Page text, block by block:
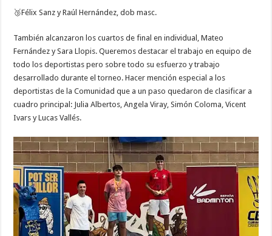
🥉Félix Sanz y Raúl Hernández, dob masc.
También alcanzaron los cuartos de final en individual, Mateo
Fernández y Sara Llopis. Queremos destacar el trabajo en equipo de
todo los deportistas pero sobre todo su esfuerzo y trabajo
desarrollado durante el torneo. Hacer mención especial a los
deportistas de la Comunidad que a un paso quedaron de clasificar a
cuadro principal: Julia Albertos, Angela Viray, Simón Coloma, Vicent
Ivars y Lucas Vallés.